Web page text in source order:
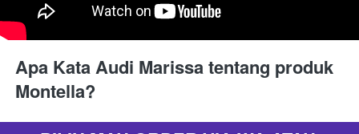
Apa Kata Audi Marissa tentang produk
Montella?